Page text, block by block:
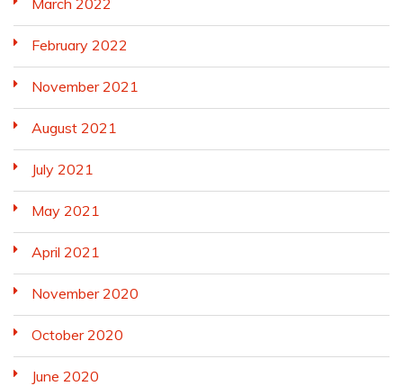
March 2022
February 2022
November 2021
August 2021
July 2021
May 2021
April 2021
November 2020
October 2020
June 2020